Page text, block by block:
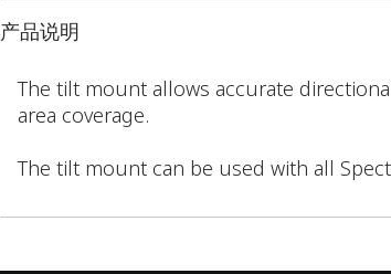
产品说明
The tilt mount allows accurate
area coverage.
The tilt mount can be used with all